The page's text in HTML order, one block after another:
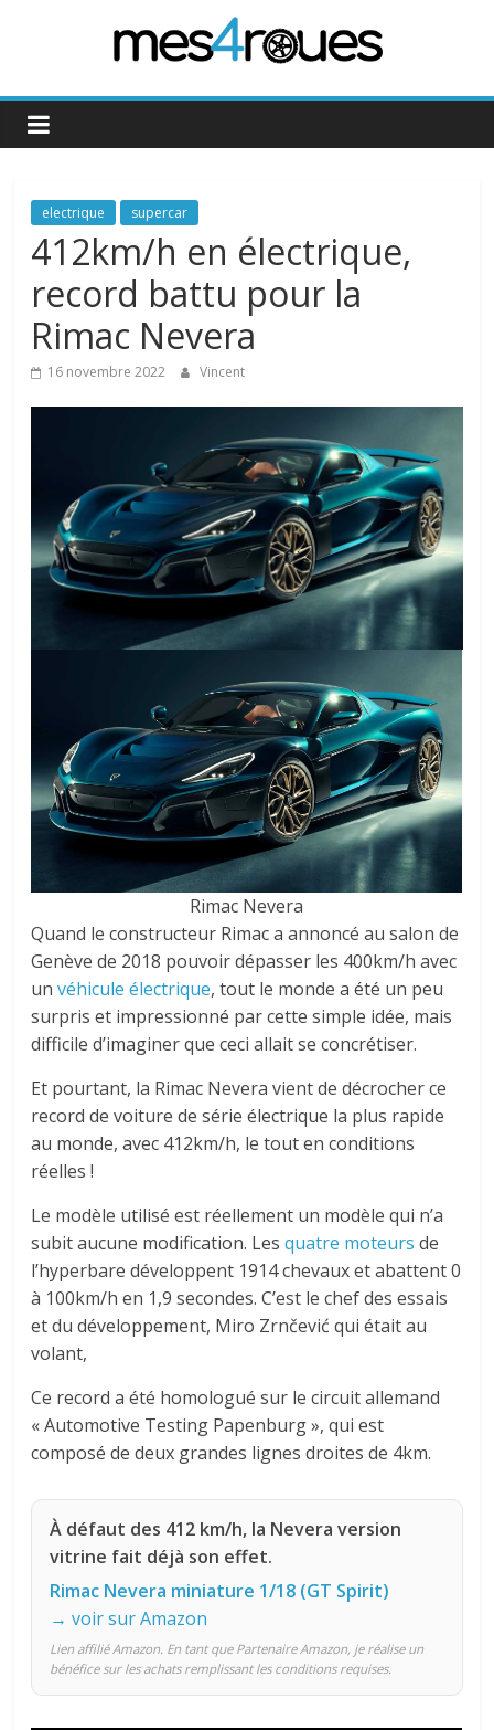
Mes4Roues
electrique supercar
412km/h en électrique,
record battu pour la
Rimac Nevera
16 novembre 2022 Vincent
Rimac Nevera
Quand le constructeur Rimac a annoncé au salon de
Genève de 2018 pouvoir dépasser les 400km/h avec
unvéhicule électrique, tout le monde a été un peu
surpris et impressionné par cette simple idée, mais
difficile d’imaginer que ceci allait se concrétiser.
Et pourtant, la Rimac Nevera vient de décrocher ce
record de voiture de série électrique la plus rapide
au monde, avec 412km/h, le tout en conditions
réelles !
Le modèle utilisé est réellement un modèle qui n’a
subit aucune modification. Lesquatre moteurs de
l’hyperbare développent 1914 chevaux et abattent 0
à 100km/h en 1,9 secondes. C’est le chef des essais
et du développement, Miro Zrnčević qui était au
volant,
Ce record a été homologué sur le circuit allemand
« Automotive Testing Papenburg », qui est
composé de deux grandes lignes droites de 4km.
À défaut des 412 km/h, la Nevera version
vitrine fait déjà son effet.
Rimac Nevera miniature 1/18 (GT Spirit)
→ voir sur Amazon
Lien affilié Amazon. En tant que Partenaire Amazon, je réalise un
bénéfice sur les achats remplissant les conditions requises.